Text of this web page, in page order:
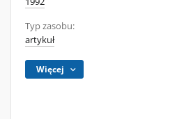
Typ zasobu:
artykuł
Więcej